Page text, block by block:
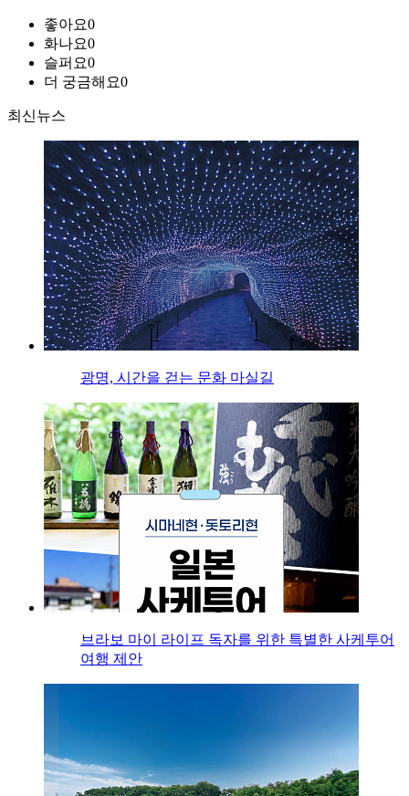
좋아요0
화나요0
슬퍼요0
더 궁금해요0
최신뉴스
광명, 시간을 걷는 문화 마실길
브라보 마이 라이프 독자를 위한 특별한 사케투어
여행 제안